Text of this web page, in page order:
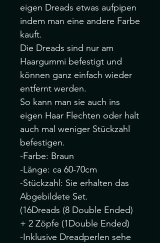
eigen Dreads etwas aufpipen
indem man eine andere Farbe
kauft.
Die Dreads sind nur am
Haargummi befestigt und
können ganz einfach wieder
entfernt werden.
So kann man sie auch ins
eigen Haar Flechten oder halt
auch mal weniger Stückzahl
befestigen.
-Farbe: Braun
-Länge: ca 60-70cm
-Stückzahl: Sie erhalten das
Abgebildete Set.
(16Dreads (8 Double Ended)
+ 2 Zöpfe (1Double Ended)
-Inklusive Dreadperlen sehe